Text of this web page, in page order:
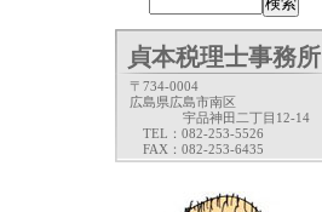
貞本税理士事務所
〒734-0004
広島県広島市南区
宇品神田二丁目12-14
TEL：082-253-5526
FAX：082-253-6435